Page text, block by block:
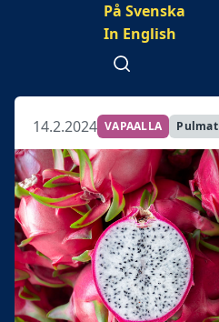
På Svenska
In English
Avaa haku
14.2.2024 VAPAALLA Pulmat